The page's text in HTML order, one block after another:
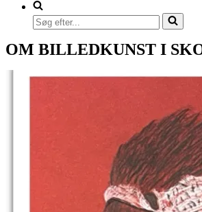
Søg
efter...
OM BILLEDKUNST I